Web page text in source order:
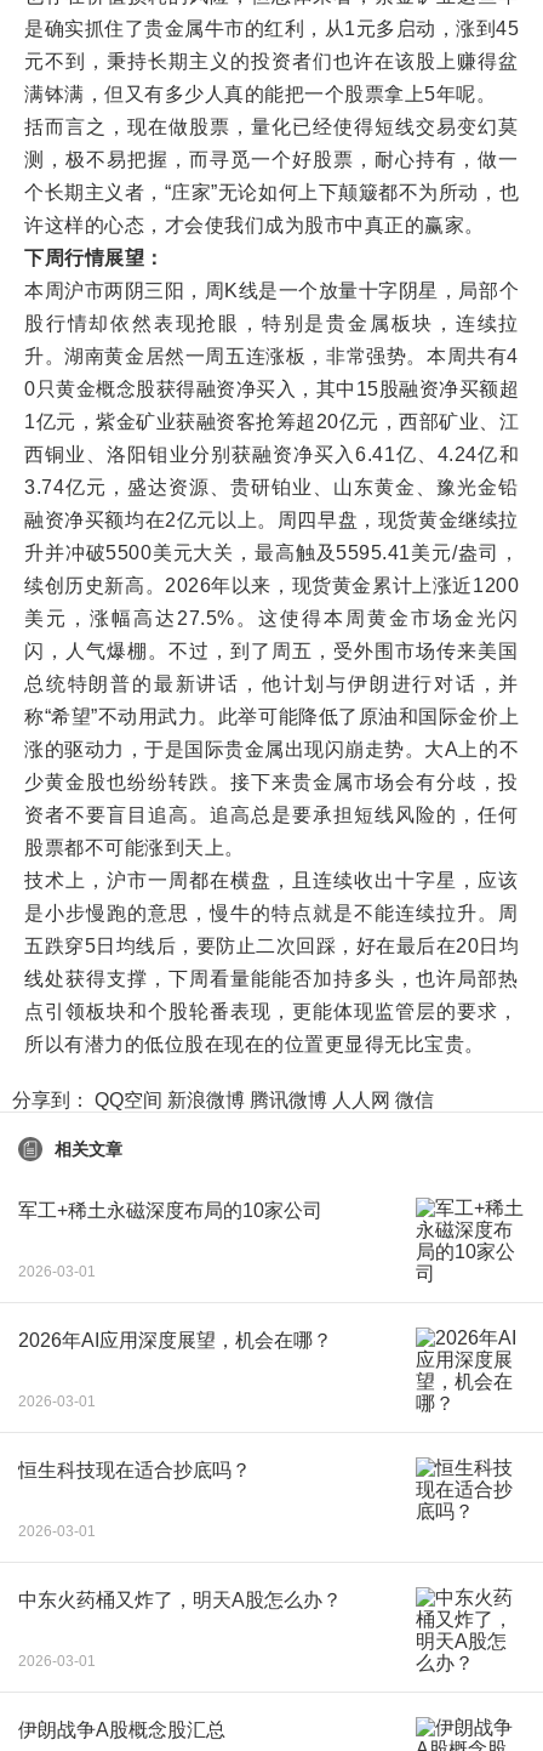
是确实抓住了贵金属牛市的红利，从1元多启动，涨到45
元不到，秉持长期主义的投资者们也许在该股上赚得盆
满钵满，但又有多少人真的能把一个股票拿上5年呢。
括而言之，现在做股票，量化已经使得短线交易变幻莫
测，极不易把握，而寻觅一个好股票，耐心持有，做一
个长期主义者，“庄家”无论如何上下颠簸都不为所动，也
许这样的心态，才会使我们成为股市中真正的赢家。
下周行情展望：
本周沪市两阴三阳，周K线是一个放量十字阴星，局部个
股行情却依然表现抢眼，特别是贵金属板块，连续拉
升。湖南黄金居然一周五连涨板，非常强势。本周共有4
0只黄金概念股获得融资净买入，其中15股融资净买额超
1亿元，紫金矿业获融资客抢筹超20亿元，西部矿业、江
西铜业、洛阳钼业分别获融资净买入6.41亿、4.24亿和
3.74亿元，盛达资源、贵研铂业、山东黄金、豫光金铅
融资净买额均在2亿元以上。周四早盘，现货黄金继续拉
升并冲破5500美元大关，最高触及5595.41美元/盎司，
续创历史新高。2026年以来，现货黄金累计上涨近1200
美元，涨幅高达27.5%。这使得本周黄金市场金光闪
闪，人气爆棚。不过，到了周五，受外围市场传来美国
总统特朗普的最新讲话，他计划与伊朗进行对话，并
称“希望”不动用武力。此举可能降低了原油和国际金价上
涨的驱动力，于是国际贵金属出现闪崩走势。大A上的不
少黄金股也纷纷转跌。接下来贵金属市场会有分歧，投
资者不要盲目追高。追高总是要承担短线风险的，任何
股票都不可能涨到天上。
技术上，沪市一周都在横盘，且连续收出十字星，应该
是小步慢跑的意思，慢牛的特点就是不能连续拉升。周
五跌穿5日均线后，要防止二次回踩，好在最后在20日均
线处获得支撑，下周看量能能否加持多头，也许局部热
点引领板块和个股轮番表现，更能体现监管层的要求，
所以有潜力的低位股在现在的位置更显得无比宝贵。
分享到： QQ空间 新浪微博 腾讯微博 人人网 微信
相关文章
军工+稀土永磁深度布局的10家公司
2026-03-01
2026年AI应用深度展望，机会在哪？
2026-03-01
恒生科技现在适合抄底吗？
2026-03-01
中东火药桶又炸了，明天A股怎么办？
2026-03-01
伊朗战争A股概念股汇总